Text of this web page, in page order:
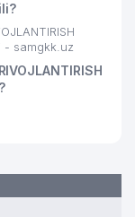
- samgkk.uz